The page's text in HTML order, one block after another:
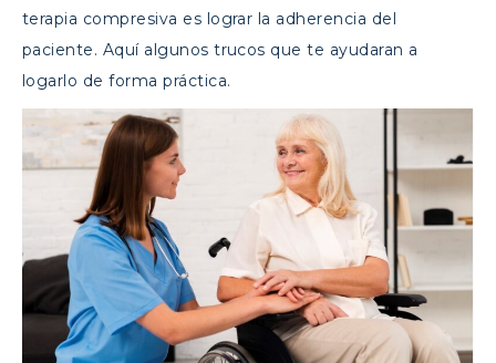
terapia compresiva es lograr la adherencia del
paciente. Aquí algunos trucos que te ayudaran a
logarlo de forma práctica.